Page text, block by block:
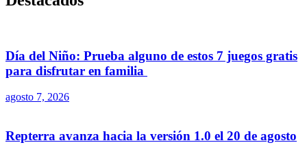
Día del Niño: Prueba alguno de estos 7 juegos gratis
para disfrutar en familia
agosto 7, 2026
Repterra avanza hacia la versión 1.0 el 20 de agosto